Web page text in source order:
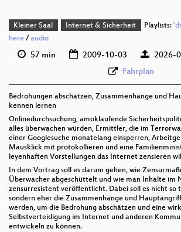
Kleiner Saal Internet & Sicherheit Playlists:
here /audio
57 min 2009-10-03 2026-
Fahrplan
Bedrohungen abschätzen, Zusammenhänge und
kennen lernen
Onlinedurchsuchung, amoklaufende
alles überwachen würden, Ermittler, die im
einer Googlesuche monatelang einsperren,
Mausklick mit protokollieren und eine
leyenhaften Vorstellungen das Internet zensieren
In dem Vortrag soll es darum gehen, wie
Überwacher abgeschüttelt und wie man Inhalte im
zensurresistent veröffentlicht. Dabei soll es nicht so
sondern eher die Zusammenhänge und
werden, um die Bedrohung abschätzen und eine
Selbstverteidigung im Internet und anderen
entwickeln zu können.